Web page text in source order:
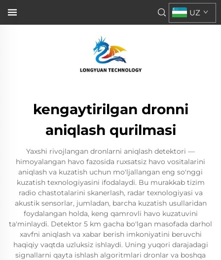
UZ
kengaytirilgan dronni
aniqlash qurilmasi
Yaxshi rivojlangan dronlarni aniqlash detektori —
himoyalangan havo fazosida ruxsatsiz havo vositalarini
aniqlash va kuzatish uchun mo'ljallangan eng so'nggi
kuzatish texnologiyasini ifodalaydi. Bu murakkab tizim
radio chastotalarini skanerlash, radar texnologiyasi va
akustik sensorlar, jumladan, barcha kuzatish usullaridan
foydalangan holda, keng qamrovli havo kuzatuvini
ta'minlaydi. Detektor 5 km gacha bo'lgan masofada darhol
xavfni aniqlash va xabar berish imkoniyatini beruvchi
haqiqiy vaqtda uzluksiz ishlaydi. Uning yuqori darajadagi
signallarni qayta ishlash algoritmlari dronlar va boshqa